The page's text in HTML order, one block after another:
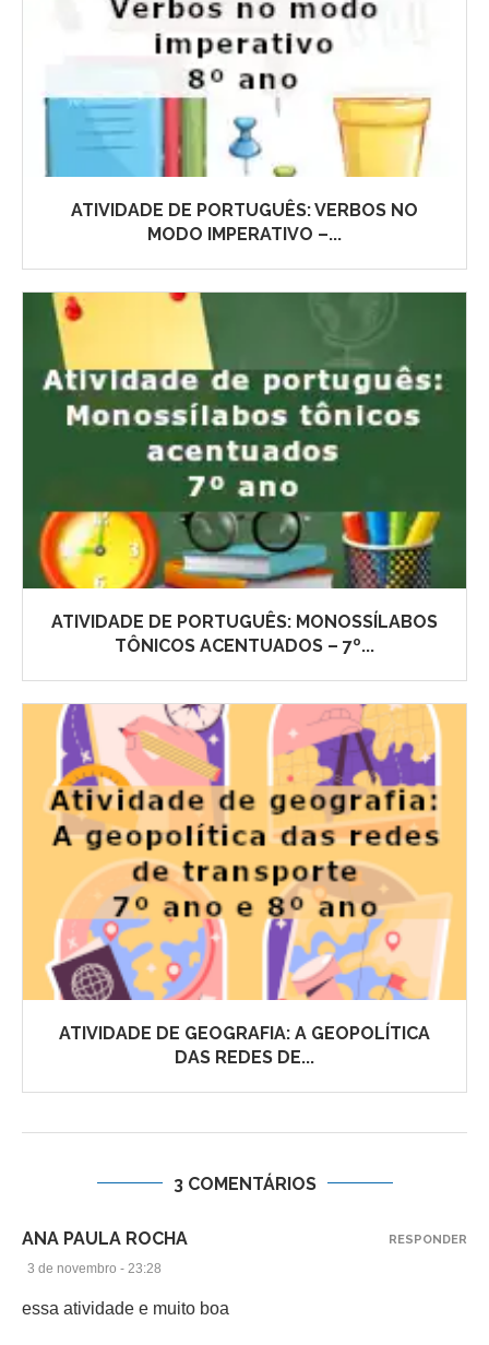
ATIVIDADE DE PORTUGUÊS: VERBOS NO
MODO IMPERATIVO –...
ATIVIDADE DE PORTUGUÊS: MONOSSÍLABOS
TÔNICOS ACENTUADOS – 7º...
ATIVIDADE DE GEOGRAFIA: A GEOPOLÍTICA
DAS REDES DE...
3 COMENTÁRIOS
ANA PAULA ROCHA
3 de novembro - 23:28
essa atividade e muito boa
RESPONDER